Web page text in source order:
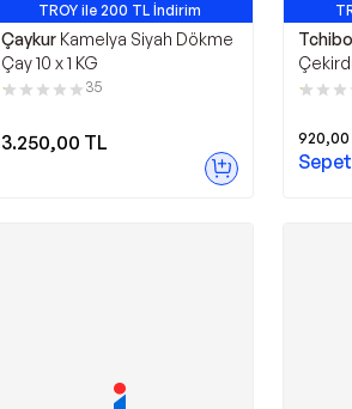
TROY ile 200 TL İndirim
Çaykur Kamelya Siyah Dökme
Çay 10 x 1 KG
35
3.250,00 TL
Tchibo
920,00